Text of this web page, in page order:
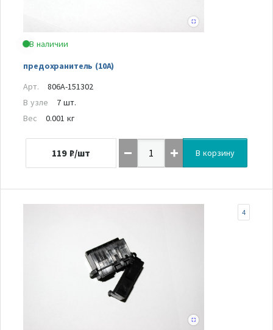
В наличии
предохранитель (10А)
Арт.
806A-151302
В узле
7 шт.
Вес
0.001 кг
119 ₽/шт В корзину
4